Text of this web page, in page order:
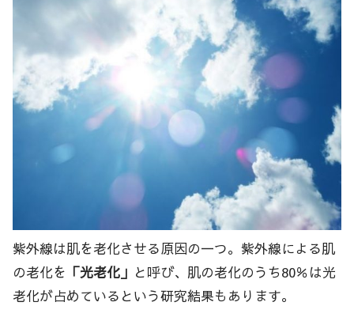
紫外線は肌を老化させる原因の一つ。紫外線による肌
の老化を 「光老化」 と呼び、肌の老化のうち80％は光
老化が占めているという研究結果もあります。